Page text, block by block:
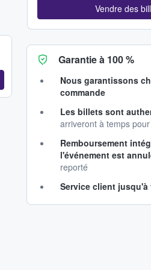
Vendre des
Garantie à 100 %
Nous garantissons
commande
Les billets sont
arriveront à temps
Remboursement
l'événement est
reporté
Service client jusqu'à